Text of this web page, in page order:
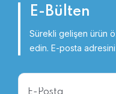
E-Bülten
Sürekli gelişen ürün
edin. E-posta